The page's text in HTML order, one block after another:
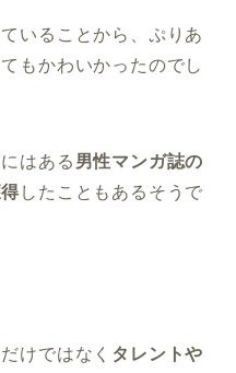
いることから、ぷりあ
もかわいかったのでし
はある 男性マンガ誌の
したこともあるそうで
けではなく タレントや